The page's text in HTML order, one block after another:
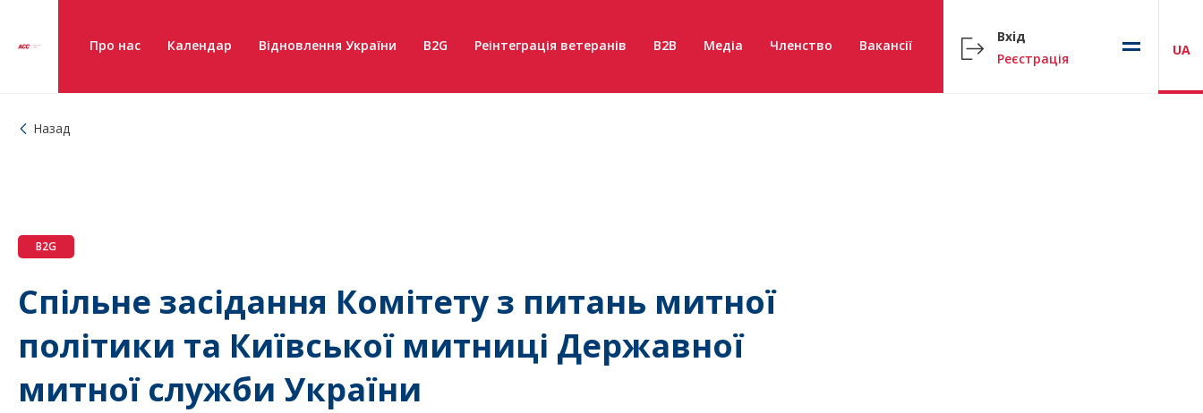
Про нас Календар Відновлення України B2G Реінтеграція ветеранів B2B Медіа Членство Вакансії
Вхід
Реєстрація
UA
Назад
B2G
Спільне засідання Комітету з питань митної
політики та Київської митниці Державної
митної служби України